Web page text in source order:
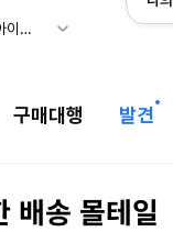
조마샵) 버버리 역대급 특가! 최대 94% 세일
구매대행 발견
배송 몰테일